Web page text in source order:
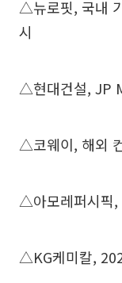
△뉴로핏, 국내
시
△현대건설, JP
△코웨이, 해외
△아모레퍼시픽
△KG케미칼,